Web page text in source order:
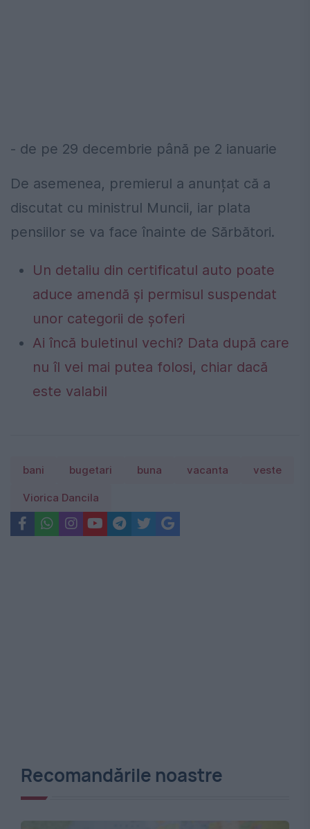
- de pe 29 decembrie până pe 2 ianuarie
De asemenea, premierul a anunțat că a
discutat cu ministrul Muncii, iar plata
pensiilor se va face înainte de Sărbători.
Un detaliu din certificatul auto poate
aduce amendă și permisul suspendat
unor categorii de șoferi
Ai încă buletinul vechi? Data după care
nu îl vei mai putea folosi, chiar dacă
este valabil
bani bugetari buna vacanta veste
Viorica Dancila
Recomandările noastre